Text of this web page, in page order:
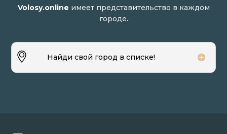
Volosy.online имеет представительство в каждом
городе.
Найди свой город в списке!